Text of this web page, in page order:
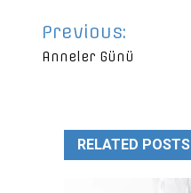
Yazı
gezinmesi
Previous:
Anneler Günü
RELATED POSTS